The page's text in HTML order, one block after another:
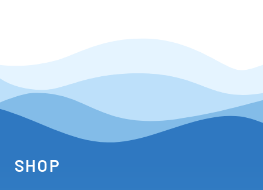
SHOP